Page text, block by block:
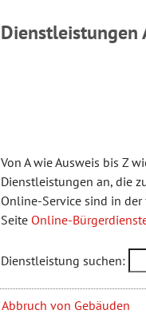
Dienstleistungen
Von A wie Ausweis bis Z
Dienstleistungen an, die
Online-Service sind in
Seite Online-
Dienstleistung suchen:
Abbruch von Gebäuden